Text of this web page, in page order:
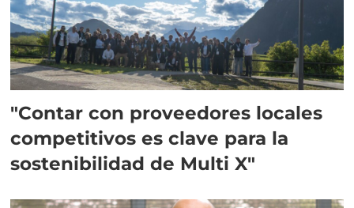
"Contar con proveedores locales
competitivos es clave para la
sostenibilidad de Multi X"